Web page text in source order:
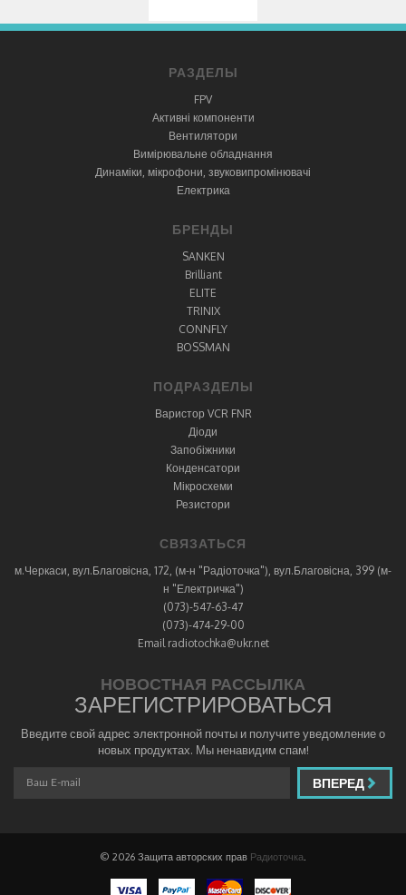
РАЗДЕЛЫ
FPV
Активні компоненти
Вентилятори
Вимірювальне обладнання
Динаміки, мікрофони, звуковипромінювачі
Електрика
БРЕНДЫ
SANKEN
Brilliant
ELITE
TRINIX
CONNFLY
BOSSMAN
ПОДРАЗДЕЛЫ
Варистор VCR FNR
Діоди
Запобіжники
Конденсатори
Мікросхеми
Резистори
СВЯЗАТЬСЯ
м.Черкаси, вул.Благовісна, 172, (м-н "Радіоточка"), вул.Благовісна, 399 (м-
н "Електричка")
(073)-547-63-47
(073)-474-29-00
Email radiotochka@ukr.net
НОВОСТНАЯ РАССЫЛКА
ЗАРЕГИСТРИРОВАТЬСЯ
Введите свой адрес электронной почты и получите уведомление о
новых продуктах. Мы ненавидим спам!
ВПЕРЕД
© 2026 Защита авторских прав Радиоточка.